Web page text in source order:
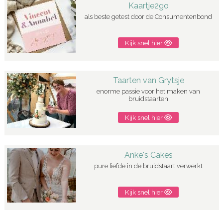
Kaartje2go
als beste getest door de Consumentenbond
Kijk snel hier
Taarten van Grytsje
enorme passie voor het maken van
bruidstaarten
Kijk snel hier
Anke's Cakes
pure liefde in de bruidstaart verwerkt
Kijk snel hier